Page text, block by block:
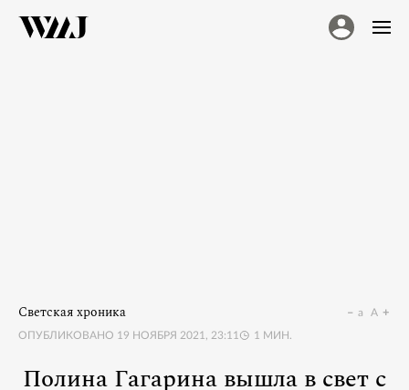
Светская хроника
ОПУБЛИКОВАНО 19 НОЯБРЯ 2021, 23:11 1 МИН.
a A
Полина Гагарина вышла в свет с